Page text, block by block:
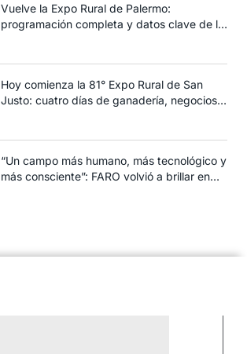
Vuelve la Expo Rural de Palermo:
programación completa y datos clave de la
Hoy comienza la 81° Expo Rural de San
Justo: cuatro días de ganadería, negocios y
“Un campo más humano, más tecnológico y
más consciente”: FARO volvió a brillar en